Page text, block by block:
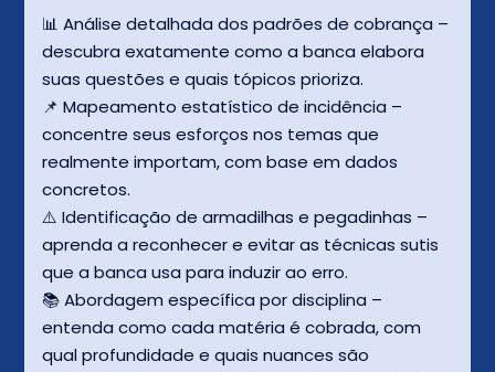
📊 Análise detalhada dos padrões de cobrança –
descubra exatamente como a banca elabora
suas questões e quais tópicos prioriza.
📌 Mapeamento estatístico de incidência –
concentre seus esforços nos temas que
realmente importam, com base em dados
concretos.
⚠️ Identificação de armadilhas e pegadinhas –
aprenda a reconhecer e evitar as técnicas sutis
que a banca usa para induzir ao erro.
📚 Abordagem específica por disciplina –
entenda como cada matéria é cobrada, com
qual profundidade e quais nuances são